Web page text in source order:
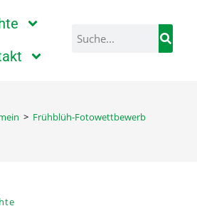
> Frühblüh-Fotowettbewerb